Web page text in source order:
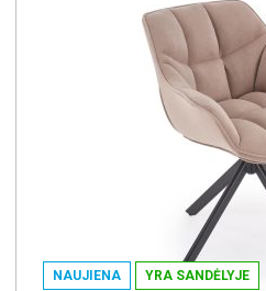
NAUJIENA YRA SANDĖLYJE